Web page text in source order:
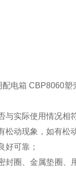
电箱 CBP8060
与实际使用情况相
松动现象，如有松
好可靠；
封圈、金属垫圈、